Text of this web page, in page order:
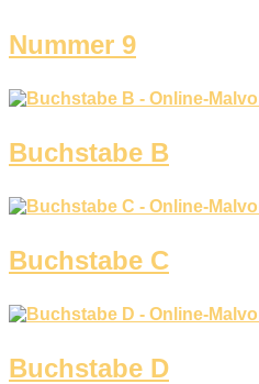
Nummer 9
Buchstabe B
Buchstabe C
Buchstabe D